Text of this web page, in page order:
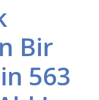
Bir
563